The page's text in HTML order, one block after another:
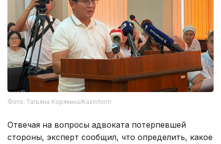
Фото: Татьяна Корякина/Kazinform
Отвечая на вопросы адвоката потерпевшей
стороны, эксперт сообщил, что определить, какое